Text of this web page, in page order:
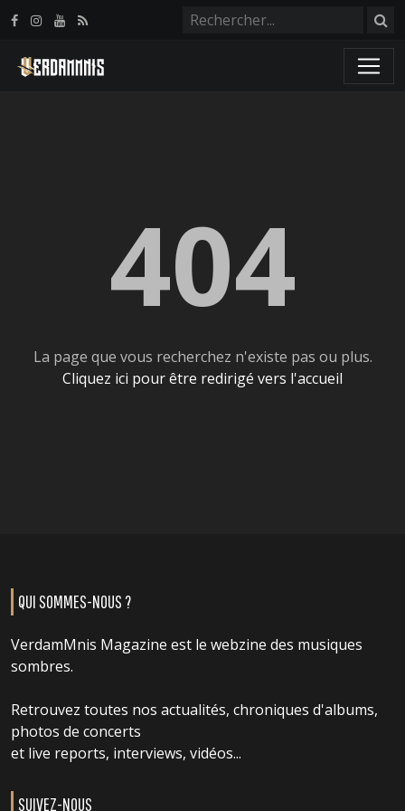
404
La page que vous recherchez n'existe pas ou plus.
Cliquez ici pour être redirigé vers l'accueil
QUI SOMMES-NOUS ?
VerdamMnis Magazine est le webzine des musiques
sombres.
Retrouvez toutes nos actualités, chroniques d'albums,
photos de concerts
et live reports, interviews, vidéos...
SUIVEZ-NOUS
Panneau de gestion des cookies